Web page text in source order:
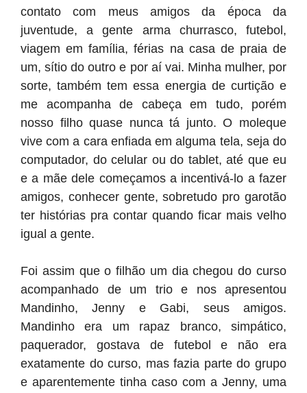
contato com meus amigos da época da
juventude, a gente arma churrasco, futebol,
viagem em família, férias na casa de praia de
um, sítio do outro e por aí vai. Minha mulher, por
sorte, também tem essa energia de curtição e
me acompanha de cabeça em tudo, porém
nosso filho quase nunca tá junto. O moleque
vive com a cara enfiada em alguma tela, seja do
computador, do celular ou do tablet, até que eu
e a mãe dele começamos a incentivá-lo a fazer
amigos, conhecer gente, sobretudo pro garotão
ter histórias pra contar quando ficar mais velho
igual a gente.
Foi assim que o filhão um dia chegou do curso
acompanhado de um trio e nos apresentou
Mandinho, Jenny e Gabi, seus amigos.
Mandinho era um rapaz branco, simpático,
paquerador, gostava de futebol e não era
exatamente do curso, mas fazia parte do grupo
e aparentemente tinha caso com a Jenny, uma